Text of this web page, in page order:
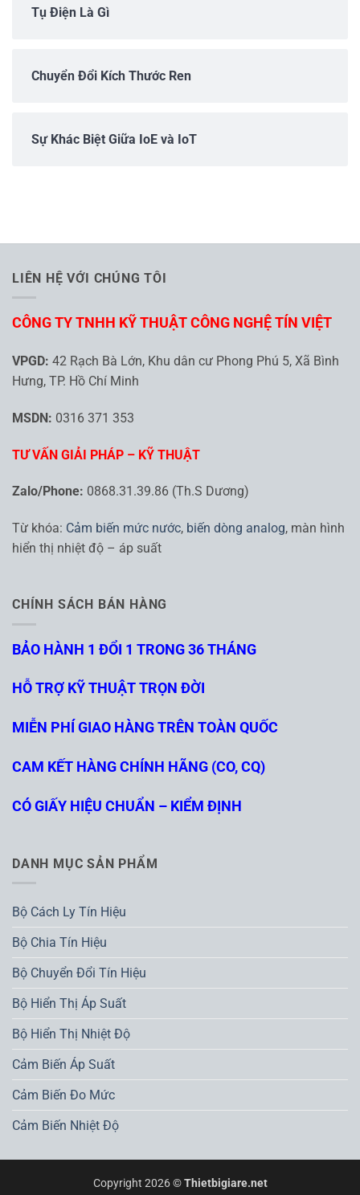
Tụ Điện Là Gì
Chuyển Đổi Kích Thước Ren
Sự Khác Biệt Giữa IoE và IoT
LIÊN HỆ VỚI CHÚNG TÔI
CÔNG TY TNHH KỸ THUẬT CÔNG NGHỆ TÍN VIỆT
VPGD: 42 Rạch Bà Lớn, Khu dân cư Phong Phú 5, Xã Bình
Hưng, TP. Hồ Chí Minh
MSDN: 0316 371 353
TƯ VẤN GIẢI PHÁP – KỸ THUẬT
Zalo/Phone: 0868.31.39.86 (Th.S Dương)
Từ khóa: Cảm biến mức nước, biến dòng analog, màn hình
hiển thị nhiệt độ – áp suất
CHÍNH SÁCH BÁN HÀNG
BẢO HÀNH 1 ĐỔI 1 TRONG 36 THÁNG
HỖ TRỢ KỸ THUẬT TRỌN ĐỜI
MIỄN PHÍ GIAO HÀNG TRÊN TOÀN QUỐC
CAM KẾT HÀNG CHÍNH HÃNG (CO, CQ)
CÓ GIẤY HIỆU CHUẨN – KIỂM ĐỊNH
DANH MỤC SẢN PHẨM
Bộ Cách Ly Tín Hiệu
Bộ Chia Tín Hiệu
Bộ Chuyển Đổi Tín Hiệu
Bộ Hiển Thị Áp Suất
Bộ Hiển Thị Nhiệt Độ
Cảm Biến Áp Suất
Cảm Biến Đo Mức
Cảm Biến Nhiệt Độ
Copyright 2026 ©Thietbigiare.net